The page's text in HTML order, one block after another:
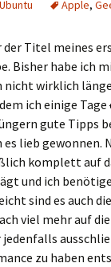
Ubuntu Apple,
der Titel meines
Bisher habe ich
nicht wirklich
ich einige Tage
gute Tipps
es lieb
komplett auf
und ich
sind es auch
viel mehr auf
zu haben